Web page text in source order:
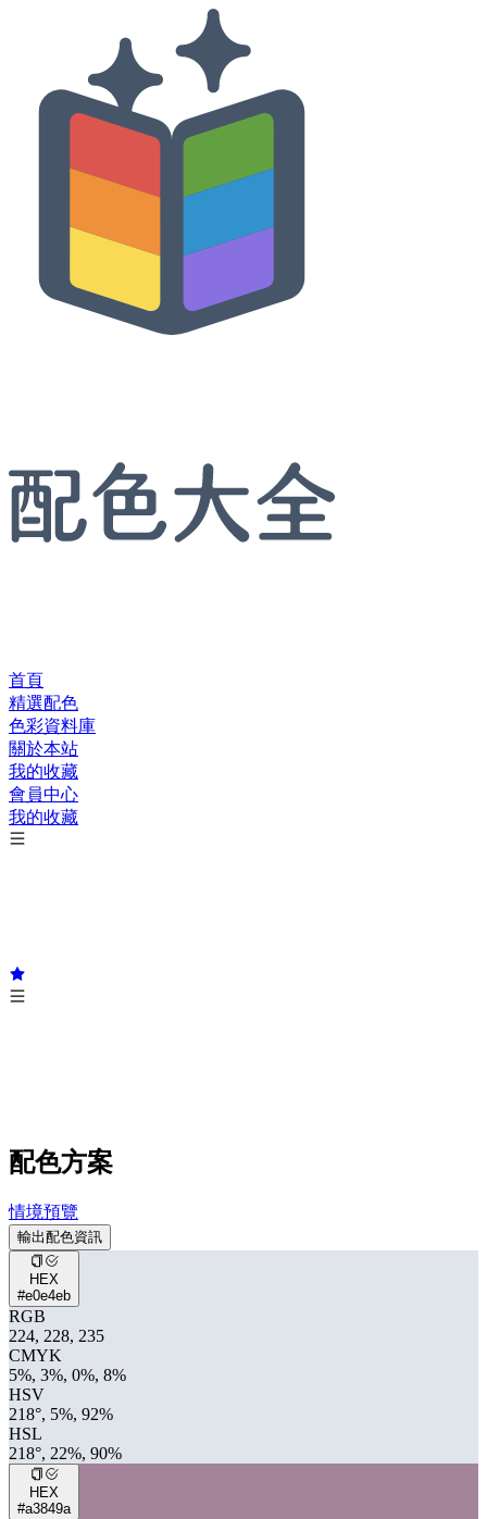
首頁
精選配色
色彩資料庫
關於本站
我的收藏
會員中心
我的收藏
配色方案
情境預覽
輸出配色資訊
HEX
#e0e4eb
RGB
224, 228, 235
CMYK
5%, 3%, 0%, 8%
HSV
218°, 5%, 92%
HSL
218°, 22%, 90%
HEX
#a3849a